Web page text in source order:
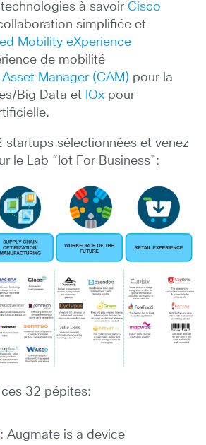
à savoir Cisco
simplifiée et
Mobility eXperience
de mobilité
Manager (CAM) pour la
Big Data et IOx pour
startups sélectionnées et venez
le Lab “Iot For Business”:
32 pépites:
: Augmate is a device